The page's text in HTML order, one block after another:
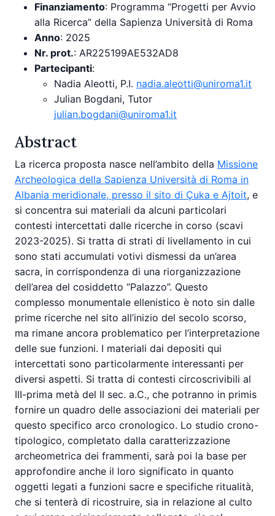
Finanziamento: Programma “Progetti per Avvio
alla Ricerca” della Sapienza Università di Roma
Anno: 2025
Nr. prot.: AR225199AE532AD8
Partecipanti:
Nadia Aleotti, P.I. nadia.aleotti@uniroma1.it
Julian Bogdani, Tutor
julian.bogdani@uniroma1.it
Abstract
La ricerca proposta nasce nell’ambito della Missione
Archeologica della Sapienza Università di Roma in
Albania meridionale, presso il sito di Çuka e Ajtoit, e
si concentra sui materiali da alcuni particolari
contesti intercettati dalle ricerche in corso (scavi
2023-2025). Si tratta di strati di livellamento in cui
sono stati accumulati votivi dismessi da un’area
sacra, in corrispondenza di una riorganizzazione
dell’area del cosiddetto “Palazzo”. Questo
complesso monumentale ellenistico è noto sin dalle
prime ricerche nel sito all’inizio del secolo scorso,
ma rimane ancora problematico per l’interpretazione
delle sue funzioni. I materiali dai depositi qui
intercettati sono particolarmente interessanti per
diversi aspetti. Si tratta di contesti circoscrivibili al
III-prima metà del II sec. a.C., che potranno in primis
fornire un quadro delle associazioni dei materiali per
questo specifico arco cronologico. Lo studio crono-
tipologico, completato dalla caratterizzazione
archeometrica dei frammenti, sarà poi la base per
approfondire anche il loro significato in quanto
oggetti legati a funzioni sacre e specifiche ritualità,
che si tenterà di ricostruire, sia in relazione al culto